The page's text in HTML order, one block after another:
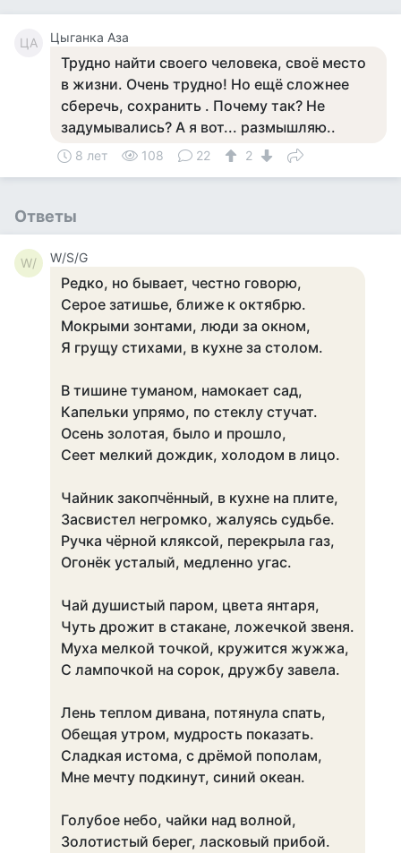
ЦА Цыганка Аза
Трудно найти своего человека, своё место
в жизни. Очень трудно! Но ещё сложнее
сберечь, сохранить . Почему так? Не
задумывались? А я вот... размышляю..
8 лет 108 22 2
Ответы
W/ W/S/G
Редко, но бывает, честно говорю,
Серое затишье, ближе к октябрю.
Мокрыми зонтами, люди за окном,
Я грущу стихами, в кухне за столом.
В тишине туманом, намокает сад,
Капельки упрямо, по стеклу стучат.
Осень золотая, было и прошло,
Сеет мелкий дождик, холодом в лицо.
Чайник закопчённый, в кухне на плите,
Засвистел негромко, жалуясь судьбе.
Ручка чёрной кляксой, перекрыла газ,
Огонёк усталый, медленно угас.
Чай душистый паром, цвета янтаря,
Чуть дрожит в стакане, ложечкой звеня.
Муха мелкой точкой, кружится жужжа,
С лампочкой на сорок, дружбу завела.
Лень теплом дивана, потянула спать,
Обещая утром, мудрость показать.
Сладкая истома, с дрёмой пополам,
Мне мечту подкинут, синий океан.
Голубое небо, чайки над волной,
Золотистый берег, ласковый прибой.